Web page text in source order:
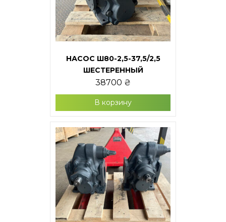
НАСОС Ш80-2,5-37,5/2,5
ШЕСТЕРЕННЫЙ
38700 ₴
В корзину